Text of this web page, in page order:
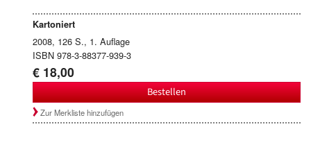
Kartoniert
2008, 126 S., 1. Auflage
ISBN 978-3-88377-939-3
€ 18,00
Bestellen
Zur Merkliste hinzufügen